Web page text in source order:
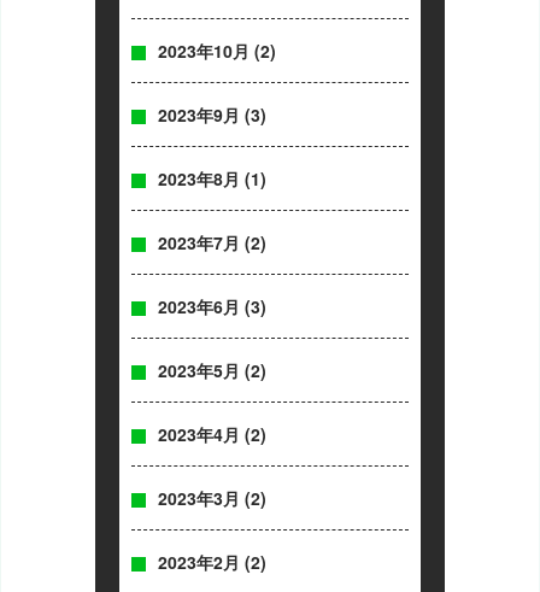
2023年10月 (2)
2023年9月 (3)
2023年8月 (1)
2023年7月 (2)
2023年6月 (3)
2023年5月 (2)
2023年4月 (2)
2023年3月 (2)
2023年2月 (2)